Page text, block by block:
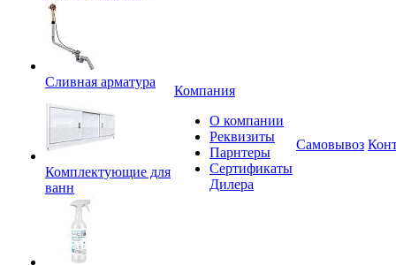
Сливная арматура
Комплектующие для
ванн
Компания
О компании
Реквизиты
Парнтеры
Сертификаты
Дилера
Самовывоз